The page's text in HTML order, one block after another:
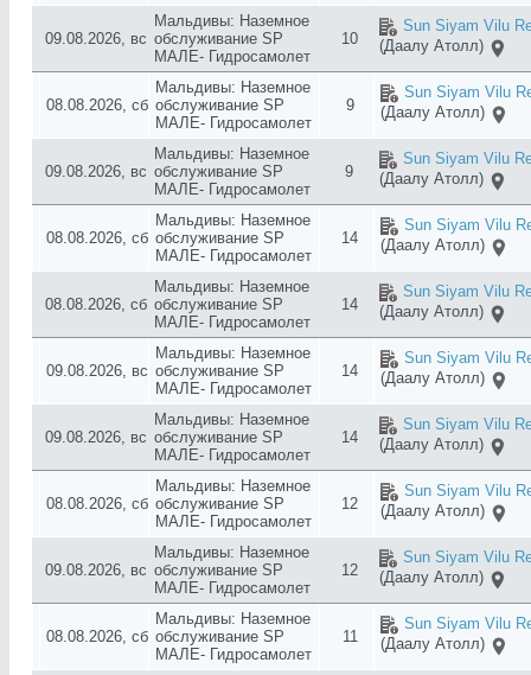
09.08.2026, вс
Мальдивы: Наземное
обслуживание SP
МАЛЕ- Гидросамолет
10
Sun Siyam Vilu
(Даалу Атолл)
08.08.2026, сб
Мальдивы: Наземное
обслуживание SP
МАЛЕ- Гидросамолет
9
Sun Siyam Vilu
(Даалу Атолл)
09.08.2026, вс
Мальдивы: Наземное
обслуживание SP
МАЛЕ- Гидросамолет
9
Sun Siyam Vilu
(Даалу Атолл)
08.08.2026, сб
Мальдивы: Наземное
обслуживание SP
МАЛЕ- Гидросамолет
14
Sun Siyam Vilu
(Даалу Атолл)
08.08.2026, сб
Мальдивы: Наземное
обслуживание SP
МАЛЕ- Гидросамолет
14
Sun Siyam Vilu
(Даалу Атолл)
09.08.2026, вс
Мальдивы: Наземное
обслуживание SP
МАЛЕ- Гидросамолет
14
Sun Siyam Vilu
(Даалу Атолл)
09.08.2026, вс
Мальдивы: Наземное
обслуживание SP
МАЛЕ- Гидросамолет
14
Sun Siyam Vilu
(Даалу Атолл)
08.08.2026, сб
Мальдивы: Наземное
обслуживание SP
МАЛЕ- Гидросамолет
12
Sun Siyam Vilu
(Даалу Атолл)
09.08.2026, вс
Мальдивы: Наземное
обслуживание SP
МАЛЕ- Гидросамолет
12
Sun Siyam Vilu
(Даалу Атолл)
08.08.2026, сб
Мальдивы: Наземное
обслуживание SP
МАЛЕ- Гидросамолет
11
Sun Siyam Vilu
(Даалу Атолл)